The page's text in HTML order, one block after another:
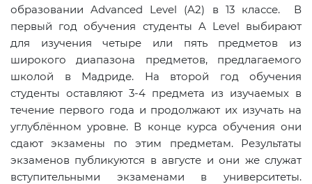
образовании Advanced Level (A2) в 13 классе. В
первый год обучения студенты A Level выбирают
для изучения четыре или пять предметов из
широкого диапазона предметов, предлагаемого
школой в Мадриде. На второй год обучения
студенты оставляют 3-4 предмета из изучаемых в
течение первого года и продолжают их изучать на
углублённом уровне. В конце курса обучения они
сдают экзамены по этим предметам. Результаты
экзаменов публикуются в августе и они же служат
вступительными экзаменами в университеты.